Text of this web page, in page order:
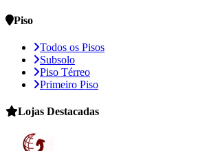
Piso
Todos os Pisos
Subsolo
Piso Térreo
Primeiro Piso
Lojas Destacadas